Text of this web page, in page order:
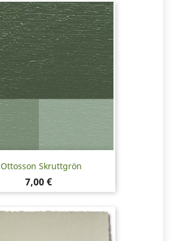
Ottosson Skruttgrön
Pris
7,00 €